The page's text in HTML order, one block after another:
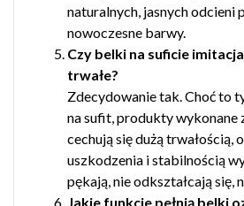
naturalnych, jasnych odcieni
nowoczesne barwy.
Czy belki na suficie
trwałe?
Zdecydowanie tak. Choć to
na sufit, produkty wykonane
cechują się dużą trwałością,
uszkodzenia i stabilnością
pękają, nie odkształcają się,
Jakie funkcje pełnią belki